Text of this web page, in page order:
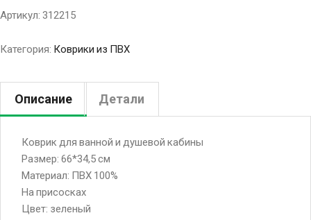
Артикул: 312215
Категория: Коврики из ПВХ
Описание Детали
Коврик для ванной и душевой кабины
Размер: 66*34,5 см
Материал: ПВХ 100%
На присосках
Цвет: зеленый